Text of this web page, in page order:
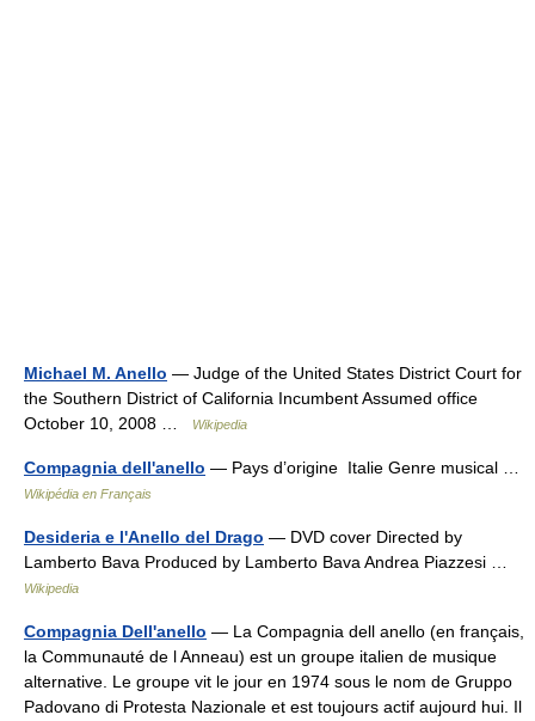
Michael M. Anello — Judge of the United States District Court for
the Southern District of California Incumbent Assumed office
October 10, 2008 …
Wikipedia
Compagnia dell'anello — Pays d’origine Italie Genre musical …
Wikipédia en Français
Desideria e l'Anello del Drago — DVD cover Directed by
Lamberto Bava Produced by Lamberto Bava Andrea Piazzesi …
Wikipedia
Compagnia Dell'anello — La Compagnia dell anello (en français,
la Communauté de l Anneau) est un groupe italien de musique
alternative. Le groupe vit le jour en 1974 sous le nom de Gruppo
Padovano di Protesta Nazionale et est toujours actif aujourd hui. Il